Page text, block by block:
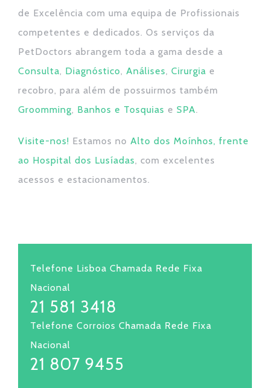
de Excelência com uma equipa de Profissionais
competentes e dedicados. Os serviços da
PetDoctors abrangem toda a gama desde a
Consulta, Diagnóstico, Análises, Cirurgia e
recobro, para além de possuirmos também
Groomming, Banhos e Tosquias e SPA.
Visite-nos! Estamos no Alto dos Moínhos, frente
ao Hospital dos Lusíadas, com excelentes
acessos e estacionamentos.
Telefone Lisboa Chamada Rede Fixa
Nacional
21 581 3418
Telefone Corroios Chamada Rede Fixa
Nacional
21 807 9455